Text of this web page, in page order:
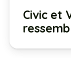
Civic et